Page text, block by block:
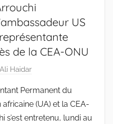
US
de la CEA-ONU
Ali Haidar
Permanent du
(UA) et la CEA-
s’est entretenu, lundi au